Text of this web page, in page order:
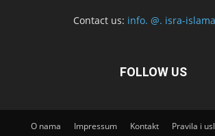
Contact us: info. @. isra-
FOLLOW US
O nama Impressum Kontakt
Pravila i